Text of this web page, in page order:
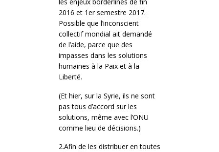
2016 et 1er semestre 2017.
Possible que l’inconscient
collectif mondial ait demandé
de l’aide, parce que des
impasses dans les solutions
humaines à la Paix et à la
Liberté.
(Et hier, sur la Syrie, ils ne sont
pas tous d’accord sur les
solutions, même avec l’ONU
comme lieu de décisions.)
2.Afin de les distribuer en toutes